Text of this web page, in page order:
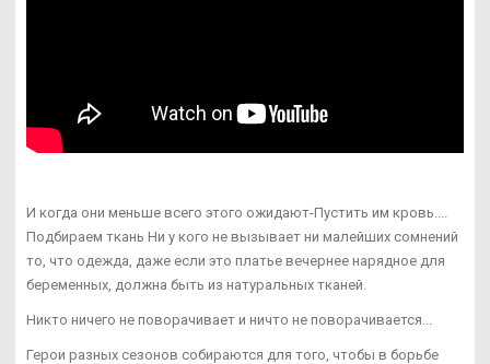
И когда они меньше всего этого ожидают-Пустить им кровь....
Подбираем ткань Ни у кого не вызывает ни малейших сомнений
то, что одежда, даже если это платье вечернее нарядное для
беременных, должна быть из натуральных тканей.
Никто ничего не поворачивает и ничто не поворачивается...
Герои разных сезонов собираются для того, чтобы в борьбе